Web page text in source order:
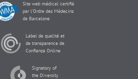
Site web médical certifié
par l'Ordre des Médecins
de Barcelone
Label de qualité et
de transparence de
Confianza Online
Signatory of
the Diversity